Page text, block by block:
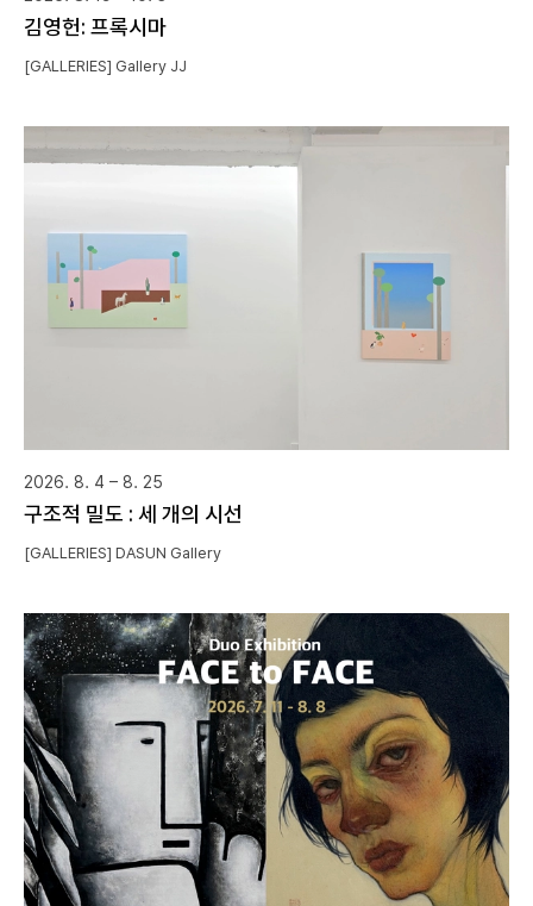
김영헌: 프록시마
[GALLERIES] Gallery JJ
2026. 8. 4 – 8. 25
구조적 밀도 : 세 개의 시선
[GALLERIES] DASUN Gallery